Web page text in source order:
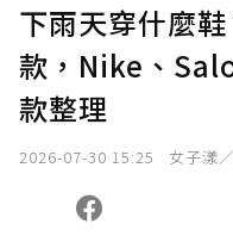
您當前剩餘 U 利
下雨天穿什麼
款，Nike、
款整理
2026-07-30 15:25 女子漾